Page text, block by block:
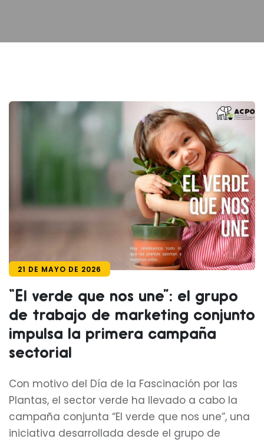
21 DE MAYO DE 2026
“El verde que nos une”: el grupo
de trabajo de marketing conjunto
impulsa la primera campaña
sectorial
Con motivo del Día de la Fascinación por las
Plantas, el sector verde ha llevado a cabo la
campaña conjunta “El verde que nos une”, una
iniciativa desarrollada desde el grupo de